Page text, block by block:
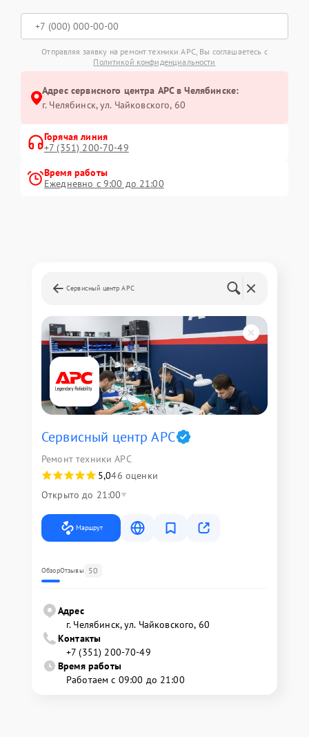
Отправляя заявку на ремонт техники APC, Вы соглашаетесь с
Политикой конфиденциальности
Адрес сервисного центра APC в Челябинске:
г. Челябинск, ул. Чайковского, 60
Горячая линия
+7 (351) 200-70-49
Время работы
Ежедневно с 9:00 до 21:00
Сервисный центр APC
Сервисный центр APC
Ремонт техники APC
5,046 оценки
Открыто до 21:00
Маршрут
ОбзорОтзывы 50
Адрес
г. Челябинск, ул. Чайковского, 60
Контакты
+7 (351) 200-70-49
Время работы
Работаем с 09:00 до 21:00